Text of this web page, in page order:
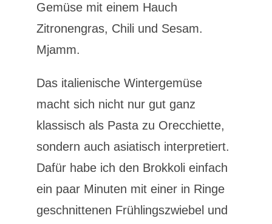
Gemüse mit einem Hauch
Zitronengras, Chili und Sesam.
Mjamm.
Das italienische Wintergemüse
macht sich nicht nur gut ganz
klassisch als Pasta zu Orecchiette,
sondern auch asiatisch interpretiert.
Dafür habe ich den Brokkoli einfach
ein paar Minuten mit einer in Ringe
geschnittenen Frühlingszwiebel und